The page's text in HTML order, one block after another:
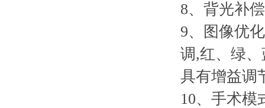
8、背光补
9、图像优
调,红、绿
具有增益调
10、手术模